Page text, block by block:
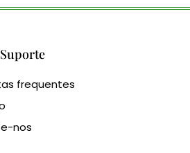
frequentes
nos